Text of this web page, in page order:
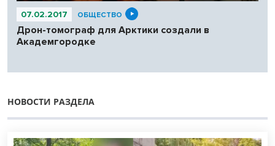
07.02.2017 ОБЩЕСТВО
Дрон-томограф для Арктики создали в
Академгородке
НОВОСТИ РАЗДЕЛА